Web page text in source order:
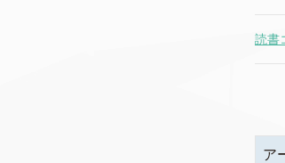
読書
ア